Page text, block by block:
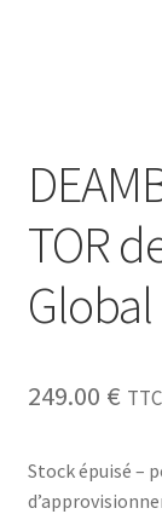
TOR
249.00 € TTC
Stock épuisé –